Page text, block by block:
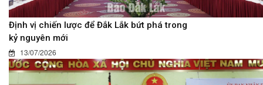
Định vị chiến lược để Đắk Lắk bứt phá trong
kỷ nguyên mới
13/07/2026